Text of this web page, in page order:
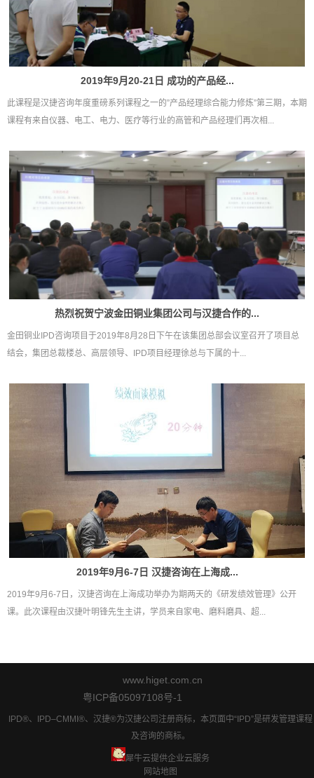
2019年9月20-21日 成功的产品经...
此课程是汉捷咨询年度重磅系列课程之一的”产品经理综合能力修炼”第三期，本期
课程有来自仪器、电工、电力、医疗等行业的高管和产品经理们再次相...
热烈祝贺宁波金田铜业集团公司与汉捷合作的...
金田铜业IPD咨询项目于2019年8月28日下午在该集团总部会议室召开了项目总
结会，集团总裁楼总、高层领导、IPD项目经理徐总与下属的十...
2019年9月6-7日 汉捷咨询在上海成...
2019年9月6-7日，汉捷咨询在上海成功举办为期两天的《研发绩效管理》公开
课。此次课程由汉捷叶明锋先生主讲，学员来自家电、磨料磨具、超...
www.higet.com.cn
粤ICP备05097108号-1
IPD®、IPD–CMMI®、汉捷®为汉捷公司注册商标，本页面中“IPD”是研发管理课程
及咨询的商标。
犀牛云提供企业云服务
网站地图